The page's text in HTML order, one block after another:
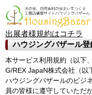
出展者様規約はコチラ
ハウジングバザール
本サービス利用規約（以下
G/REX JapaN株式会社（以
ハウジングバザールのビジ
員の皆様に遵守していただ